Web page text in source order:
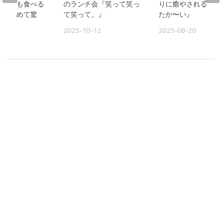
のランチ会『笑って笑っ
て笑って。』
2025-10-12
りに癒やされる夜
たか〜い』
2025-08-20
よりも食べる
て改めて驚